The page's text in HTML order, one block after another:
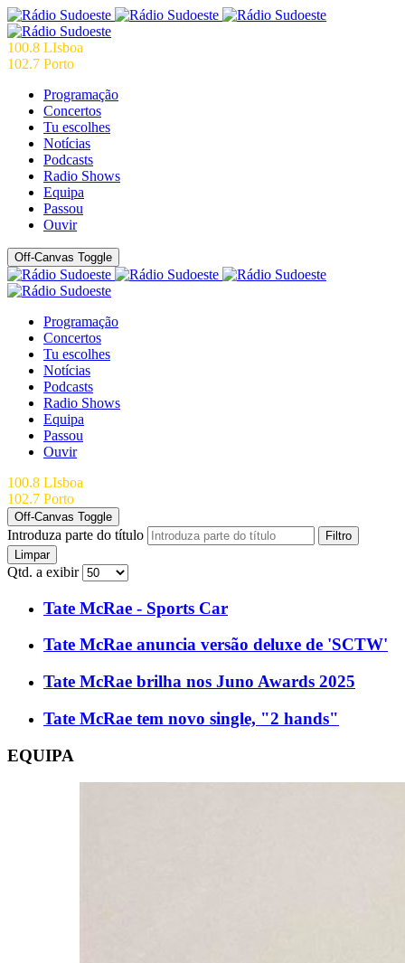
100.8 LIsboa
102.7 Porto
Programação
Concertos
Tu escolhes
Notícias
Podcasts
Radio Shows
Equipa
Passou
Ouvir
Off-Canvas Toggle
Programação
Concertos
Tu escolhes
Notícias
Podcasts
Radio Shows
Equipa
Passou
Ouvir
100.8 LIsboa
102.7 Porto
Off-Canvas Toggle
Introduza parte do título
Filtro
Limpar
Qtd. a exibir
Tate McRae - Sports Car
Tate McRae anuncia versão deluxe de 'SCTW'
Tate McRae brilha nos Juno Awards 2025
Tate McRae tem novo single, "2 hands"
EQUIPA